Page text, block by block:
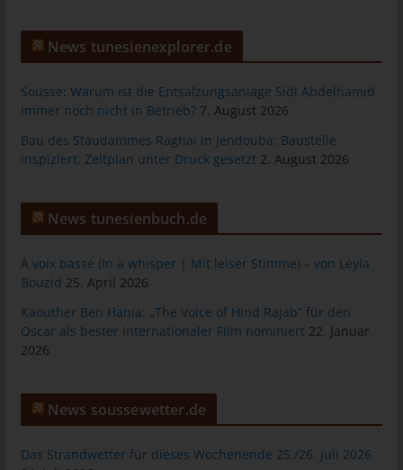
News tunesienexplorer.de
Sousse: Warum ist die Entsalzungsanlage Sidi Abdelhamid
immer noch nicht in Betrieb? 7. August 2026
Bau des Staudammes Raghai in Jendouba: Baustelle
inspiziert, Zeitplan unter Druck gesetzt 2. August 2026
News tunesienbuch.de
À voix basse (In a whisper | Mit leiser Stimme) – von Leyla
Bouzid 25. April 2026
Kaouther Ben Hania: „The Voice of Hind Rajab“ für den
Oscar als bester internationaler Film nominiert 22. Januar
2026
News soussewetter.de
Das Strandwetter für dieses Wochenende 25./26. Juli 2026
Zeichenfolge, durch welche Internetseiten und Server dem
konkreten Internetbrowser zugeordnet werden können, in dem
das Cookie gespeichert wurde. Dies ermöglicht es den
besuchten Internetseiten und Servern, den individuellen
Browser der betroffenen Person von anderen Internetbrowsern,
Internetbrowser kann über die eindeutige Cookie-ID
wiedererkannt und identifiziert werden.
Internetseite nutzerfreundlichere Services bereitstellen, die ohne
die Cookie-Setzung nicht möglich wären.
Mittels eines Cookies können die Informationen und Angebote
auf unserer Internetseite im Sinne des Benutzers optimiert
werden. Cookies ermöglichen uns, wie bereits erwähnt, die
Benutzer unserer Internetseite wiederzuerkennen. Zweck dieser
Wiedererkennung ist es, den Nutzern die Verwendung unserer
Besuch der Internetseite erneut seine Zugangsdaten eingeben,
weil dies von der Internetseite und dem auf dem
übernommen wird. Ein weiteres Beispiel ist das Cookie eines